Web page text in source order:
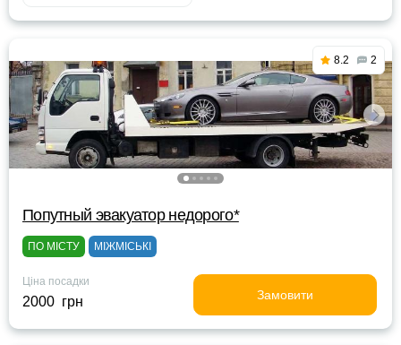
8.2 2
Попутный эвакуатор недорого*
ПО МІСТУ МІЖМІСЬКІ
Ціна посадки
2000 грн Замовити